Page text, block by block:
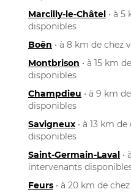
Marcilly-le-Châtel • à
disponibles
Boën • à 8 km de chez
Montbrison • à 15 km
disponibles
Champdieu • à 9 km
disponibles
Savigneux • à 13 km
disponibles
Saint-Germain-Laval •
intervenants
Feurs • à 20 km de